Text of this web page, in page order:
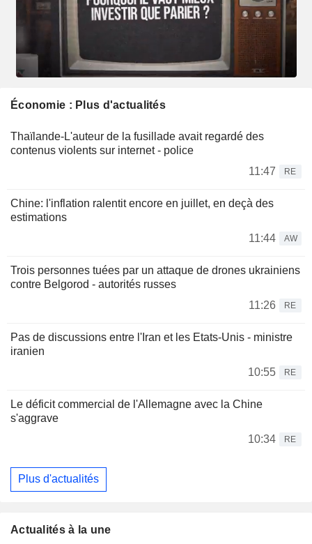
Économie : Plus d'actualités
Thaïlande-L'auteur de la fusillade avait regardé des
contenus violents sur internet - police
11:47
RE
Chine: l'inflation ralentit encore en juillet, en deçà des
estimations
11:44
AW
Trois personnes tuées par un attaque de drones ukrainiens
contre Belgorod - autorités russes
11:26
RE
Pas de discussions entre l'Iran et les Etats-Unis - ministre
iranien
10:55
RE
Le déficit commercial de l'Allemagne avec la Chine
s'aggrave
10:34
RE
Plus d'actualités
Actualités à la une